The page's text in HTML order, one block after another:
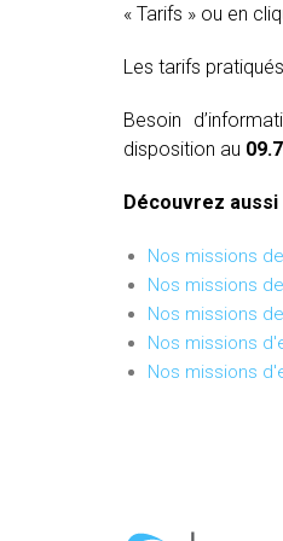
« Tarifs » ou en
Les tarifs
Besoin
disposition au
Découvrez aussi
Nos missions
Nos missions
Nos missions
Nos missions
Nos missions